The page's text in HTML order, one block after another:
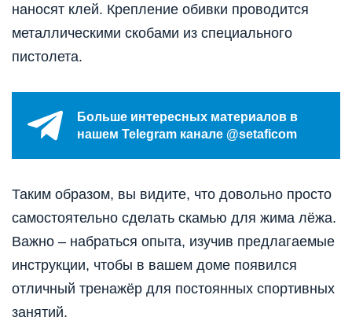
наносят клей. Крепление обивки проводится
металлическими скобами из специального
пистолета.
Больше интересных материалов в
нашем Telegram канале @setaficom
Таким образом, вы видите, что довольно просто
самостоятельно сделать скамью для жима лёжа.
Важно – набраться опыта, изучив предлагаемые
инструкции, чтобы в вашем доме появился
отличный тренажёр для постоянных спортивных
занятий.